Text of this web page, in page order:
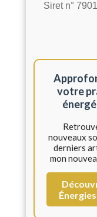
Siret n°
votre
nouveaux
derniers
mon